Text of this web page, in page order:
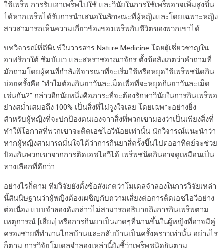
ใช้เพร็พ การรับเอาเพร็พไปใช้ และวินัยในการใช้เพร็พอาจเพิ่มสูงขึ้น
ได้หากเพร็พได้รับการนำเสนอในลักษณะที่ผู้หญิงและโดยเฉพาะหญิง
สาวสามารถเห็นความเกี่ยวข้องของเพร็พกับชีวิตของพวกเขาได้
บทวิจารณ์ที่ตีพิมพ์ในวารสาร Nature Medicine โดยผู้เชี่ยวชาญใน
อาฟริกาใต้ ซิมบับเว และสหราชอาณาจักร ตั้งข้อสังเกตว่าคำถามที่
มักถามโดยผู้คนที่กำลังพิจารณาที่จะเริ่มใช้หรือหยุดใช้เพร็พชนิดกิน
บ่อยครั้งคือ “ทำไมต้องกินยาวันละเม็ดเพื่อที่จะหยุดกินยาวันละเม็ด
เช่นกัน?” กล่าวอีกนัยหนึ่งคือภาระที่จะต้องรักษาวินัยในการกินเพร็พอ
ย่างสม่ำเสมอถึง 100% เป็นสิ่งที่ไม่จูงใจเลย โดยเฉพาะอย่างยิ่ง
สำหรับผู้หญิงที่จะปกป้องตนเองจากสิ่งที่พวกเขามองว่าเป็นเพียงสิ่งที่
ทำให้โอกาสที่พวกเขาจะติดเอชไอวีน้อยเท่านั้น นักวิจารณ์แนะนำว่า
หากผู้หญิงสามารถมั่นใจได้ว่าการกินยาสี่ครั้งขึ้นไปต่ออาทิตย์จะช่วย
ป้องกันพวกเขาจากการติดเอชไอวีได้ เพร็พชนิดกินอาจดูเหมือนเป็น
ทางเลือกที่ดีกว่า
อย่างไรก็ตาม ทีมวิจัยยังตั้งข้อสังเกตว่าโมเดลจำลองในการวิจัยเหล่า
นี้สันนิษฐานว่าผู้หญิงต้องเผชิญกับความเสี่ยงต่อการติดเอชไอวีอย่าง
ต่อเนื่อง แบบจำลองดังกล่าวไม่สามารถอธิบายถึงการกินเพร็พตาม
เหตุการณ์ [เสี่ยง] หรือการกินยาเป็นงวดๆที่นานขึ้นในผู้หญิงที่อาจมีคู่
ครองชายที่ทำงานไกลบ้านและกลับบ้านเป็นครั้งคราวเท่านั้น อย่างไร
ก็ตาม การวิจัยโมเดลจำลองเหล่านี้ยังชี้ว่าเพร็พชนิดกินตาม